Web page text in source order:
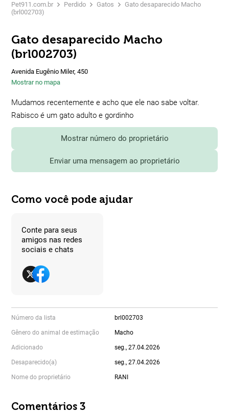
Pet911.com.br Perdido Gatos
Gato desaparecido Macho
(brl002703)
Gato desaparecido Macho
(brl002703)
Avenida Eugênio Miler, 450
Mostrar no mapa
Mudamos recentemente e acho que ele nao sabe voltar.
Rabisco é um gato adulto e gordinho
Mostrar número do proprietário
Enviar uma mensagem ao proprietário
Como você pode ajudar
Conte para seus
amigos nas redes
sociais e chats
Número da lista brl002703
Gênero do animal de estimação Macho
Adicionado seg., 27.04.2026
Desaparecido(a) seg., 27.04.2026
Nome do proprietário RANI
Comentários 3